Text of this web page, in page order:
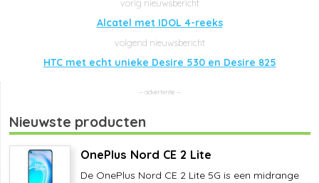
Alcatel met IDOL 4-reeks
HTC met echt unieke Desire 530 en Desire 825
Nieuwste producten
OnePlus Nord CE 2 Lite
De OnePlus Nord CE 2 Lite 5G is een midrange